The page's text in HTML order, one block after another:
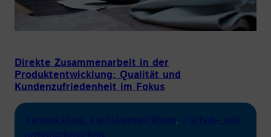
Direkte Zusammenarbeit in der
Produktentwicklung: Qualität und
Kundenzufriedenheit im Fokus
#entwicklung #schuhentwicklung, #schuh- und